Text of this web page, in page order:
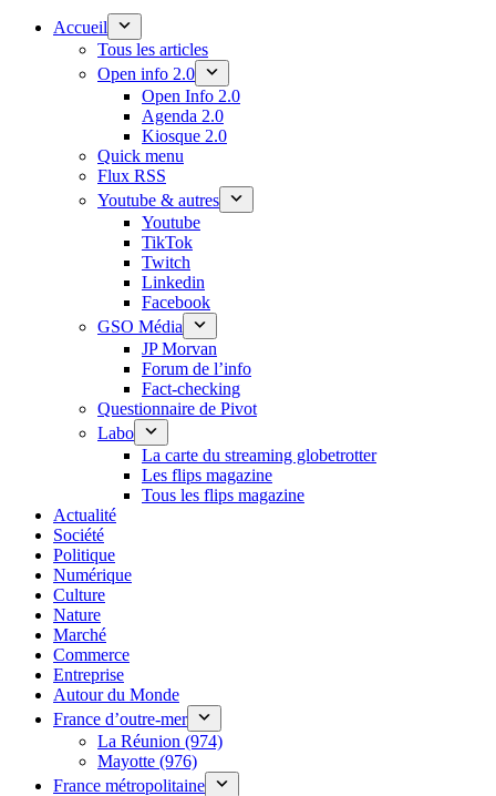
Accueil
Tous les articles
Open info 2.0
Open Info 2.0
Agenda 2.0
Kiosque 2.0
Quick menu
Flux RSS
Youtube & autres
Youtube
TikTok
Twitch
Linkedin
Facebook
GSO Média
JP Morvan
Forum de l’info
Fact-checking
Questionnaire de Pivot
Labo
La carte du streaming globetrotter
Les flips magazine
Tous les flips magazine
Actualité
Société
Politique
Numérique
Culture
Nature
Marché
Commerce
Entreprise
Autour du Monde
France d’outre-mer
La Réunion (974)
Mayotte (976)
France métropolitaine